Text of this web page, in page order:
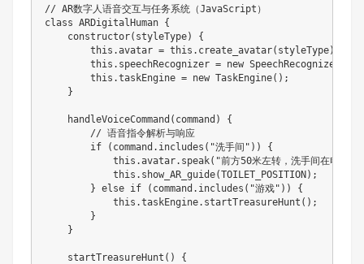
// AR数字人语音交互与任务系统（JavaScript）
class ARDigitalHuman {
    constructor(styleType) {
this.avatar = this.create_avatar(styleType); //
        this.speechRecognizer = new SpeechRecognizer();
        this.taskEngine = new TaskEngine();
    }
    handleVoiceCommand(command) {
        // 语音指令解析与响应
        if (command.includes("洗手间")) {
this.avatar.speak("前方50米左转，洗手间在电梯旁
            this.show_AR_guide(TOILET_POSITION);
        } else if (command.includes("游戏")) {
            this.taskEngine.startTreasureHunt();
        }
    }
    startTreasureHunt() {